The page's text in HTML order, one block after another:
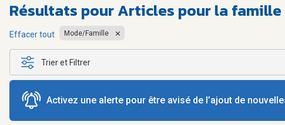
Résultats pourArticles pour la famille
Effacer tout Mode/Famille
Trier et Filtrer
Activez une alerte pour être avisé de l’ajout de